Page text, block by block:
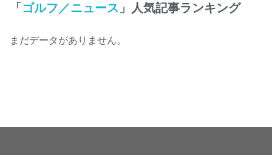
「ゴルフ／ニュース 」人気記事ランキング
まだデータがありません。